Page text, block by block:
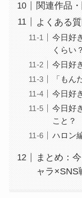
関連作品
よくある質
今日好
くらい？
今日好
「もん
今日好
今日好
こと？
ハロン
まとめ：
ャラ×SNS